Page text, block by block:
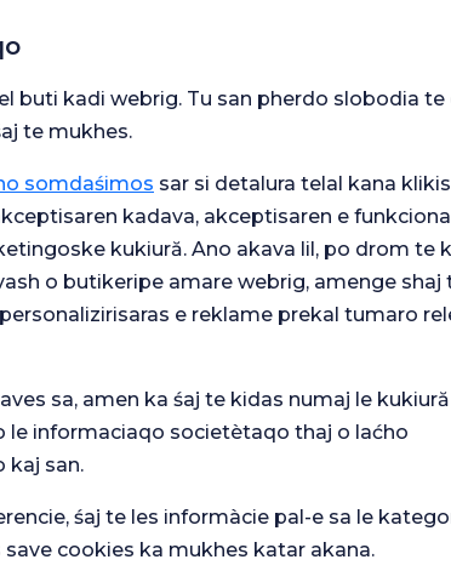
Medicină
Unitățile
Sondaj general
de satisfacție
de
buti kadi webrig. Tu san pherdo slobodia te
te mukhes.
somdaśimos sar si detalura telal kana
kadava, akceptisaren e
kukiură. Ano akava lil, po drom te
o butikeripe amare webrig, amenge shaj
e reklame prekal tumaro
sa, amen ka śaj te kidas numaj le
le informaciaqo societètaqo thaj o laćho
kaj san.
śaj te les informàcie pal-e sa le
cookies ka mukhes katar akana.